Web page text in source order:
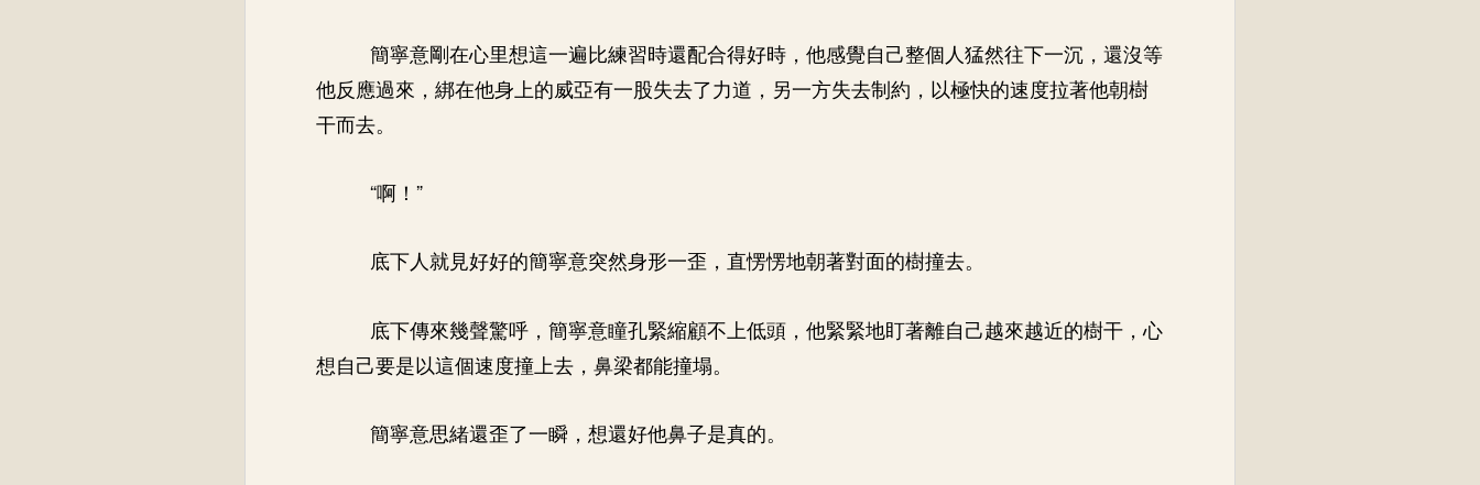
簡寧意剛在心里想這一遍比練習時還配合得好時，他感覺自己整個人猛然往下一沉，還沒等
他反應過來，綁在他身上的威亞有一股失去了力道，另一方失去制約，以極快的速度拉著他朝樹
干而去。
“啊！”
底下人就見好好的簡寧意突然身形一歪，直愣愣地朝著對面的樹撞去。
底下傳來幾聲驚呼，簡寧意瞳孔緊縮顧不上低頭，他緊緊地盯著離自己越來越近的樹干，心
想自己要是以這個速度撞上去，鼻梁都能撞塌。
簡寧意思緒還歪了一瞬，想還好他鼻子是真的。